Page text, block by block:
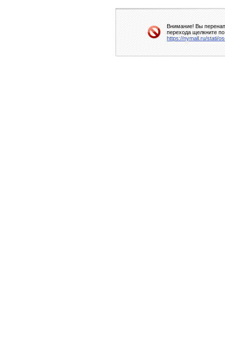
Внимание! Вы
перехода щелкните
https://nymall.ru/stati/